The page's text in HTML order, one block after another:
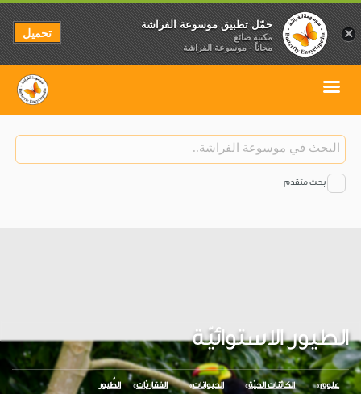
بحث متقدم
الطيور الاستوائيّة
علوم الكائنات الحيّة الحيوانات الفقاريّات الطُّيور
×
حمّل تطبيق موسوعة الفراشة
مكتبة صائغ
مجاناً - موسوعة الفراشة
تحميل